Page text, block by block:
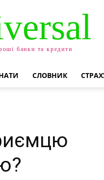
банки та кредити
СЛОВНИК